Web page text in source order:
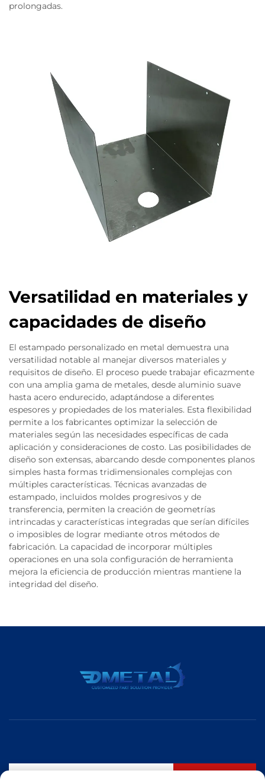
prolongadas.
Versatilidad en materiales y
capacidades de diseño
El estampado personalizado en metal demuestra una
versatilidad notable al manejar diversos materiales y
requisitos de diseño. El proceso puede trabajar eficazmente
con una amplia gama de metales, desde aluminio suave
hasta acero endurecido, adaptándose a diferentes
espesores y propiedades de los materiales. Esta flexibilidad
permite a los fabricantes optimizar la selección de
materiales según las necesidades específicas de cada
aplicación y consideraciones de costo. Las posibilidades de
diseño son extensas, abarcando desde componentes planos
simples hasta formas tridimensionales complejas con
múltiples características. Técnicas avanzadas de
estampado, incluidos moldes progresivos y de
transferencia, permiten la creación de geometrías
intrincadas y características integradas que serían difíciles
o imposibles de lograr mediante otros métodos de
fabricación. La capacidad de incorporar múltiples
operaciones en una sola configuración de herramienta
mejora la eficiencia de producción mientras mantiene la
integridad del diseño.